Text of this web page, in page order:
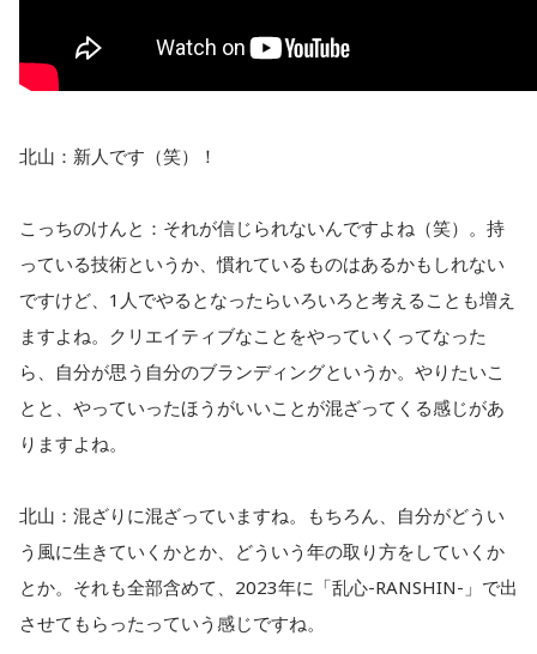
北山：新人です（笑）！
こっちのけんと：それが信じられないんですよね（笑）。持
っている技術というか、慣れているものはあるかもしれない
ですけど、1人でやるとなったらいろいろと考えることも増え
ますよね。クリエイティブなことをやっていくってなった
ら、自分が思う自分のブランディングというか。やりたいこ
とと、やっていったほうがいいことが混ざってくる感じがあ
りますよね。
北山：混ざりに混ざっていますね。もちろん、自分がどうい
う風に生きていくかとか、どういう年の取り方をしていくか
とか。それも全部含めて、2023年に「乱心-RANSHIN-」で出
させてもらったっていう感じですね。